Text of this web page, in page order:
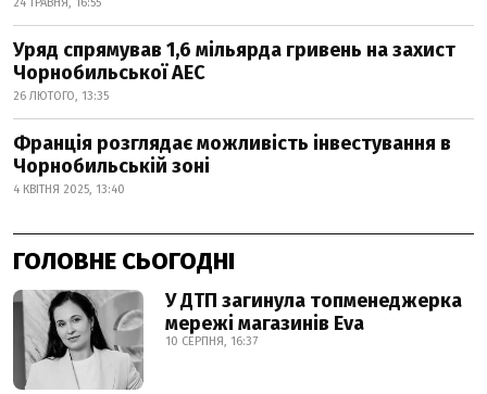
Уряд спрямував 1,6 мільярда гривень на захист
Чорнобильської АЕС
26 ЛЮТОГО, 13:35
Франція розглядає можливість інвестування в
Чорнобильській зоні
4 КВІТНЯ 2025, 13:40
ГОЛОВНЕ СЬОГОДНІ
У ДТП загинула топменеджерка
мережі магазинів Eva
10 СЕРПНЯ, 16:37